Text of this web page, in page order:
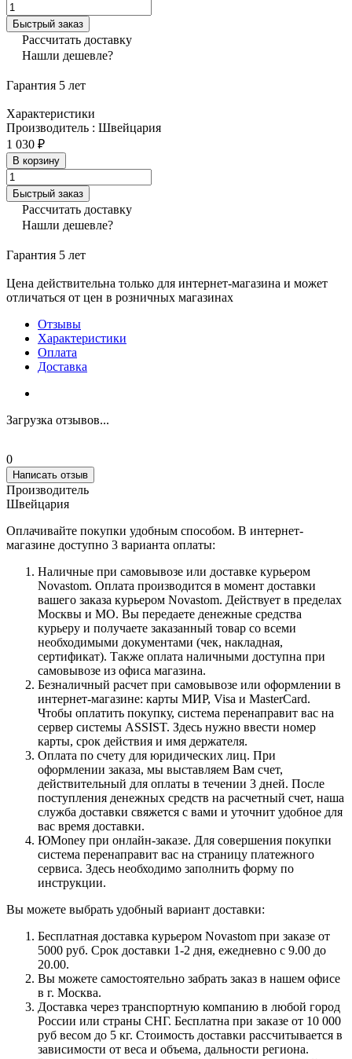
Быстрый заказ
Рассчитать доставку
Нашли дешевле?
Гарантия 5 лет
Характеристики
Производитель : Швейцария
1 030 ₽
В корзину
Быстрый заказ
Рассчитать доставку
Нашли дешевле?
Гарантия 5 лет
Цена действительна только для интернет-магазина и может
отличаться от цен в розничных магазинах
Отзывы
Характеристики
Оплата
Доставка
Загрузка отзывов...
0
Написать отзыв
Производитель
Швейцария
Оплачивайте покупки удобным способом. В интернет-
магазине доступно 3 варианта оплаты:
Наличные при самовывозе или доставке курьером
Novastom. Оплата производится в момент доставки
вашего заказа курьером Novastom. Действует в пределах
Москвы и МО. Вы передаете денежные средства
курьеру и получаете заказанный товар со всеми
необходимыми документами (чек, накладная,
сертификат). Также оплата наличными доступна при
самовывозе из офиса магазина.
Безналичный расчет при самовывозе или оформлении в
интернет-магазине: карты МИР, Visa и MasterCard.
Чтобы оплатить покупку, система перенаправит вас на
сервер системы ASSIST. Здесь нужно ввести номер
карты, срок действия и имя держателя.
Оплата по счету для юридических лиц. При
оформлении заказа, мы выставляем Вам счет,
действительный для оплаты в течении 3 дней. После
поступления денежных средств на расчетный счет, наша
служба доставки свяжется с вами и уточнит удобное для
вас время доставки.
ЮMoney при онлайн-заказе. Для совершения покупки
система перенаправит вас на страницу платежного
сервиса. Здесь необходимо заполнить форму по
инструкции.
Вы можете выбрать удобный вариант доставки:
Бесплатная доставка курьером Novastom при заказе от
5000 руб. Срок доставки 1-2 дня, ежедневно с 9.00 до
20.00.
Вы можете самостоятельно забрать заказ в нашем офисе
в г. Москва.
Доставка через транспортную компанию в любой город
России или страны СНГ. Бесплатна при заказе от 10 000
руб весом до 5 кг. Стоимость доставки рассчитывается в
зависимости от веса и объема, дальности региона.